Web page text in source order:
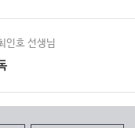
인호 선생님